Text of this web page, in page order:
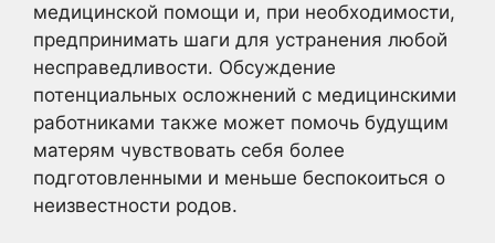
медицинской помощи и, при необходимости,
предпринимать шаги для устранения любой
несправедливости. Обсуждение
потенциальных осложнений с медицинскими
работниками также может помочь будущим
матерям чувствовать себя более
подготовленными и меньше беспокоиться о
неизвестности родов.